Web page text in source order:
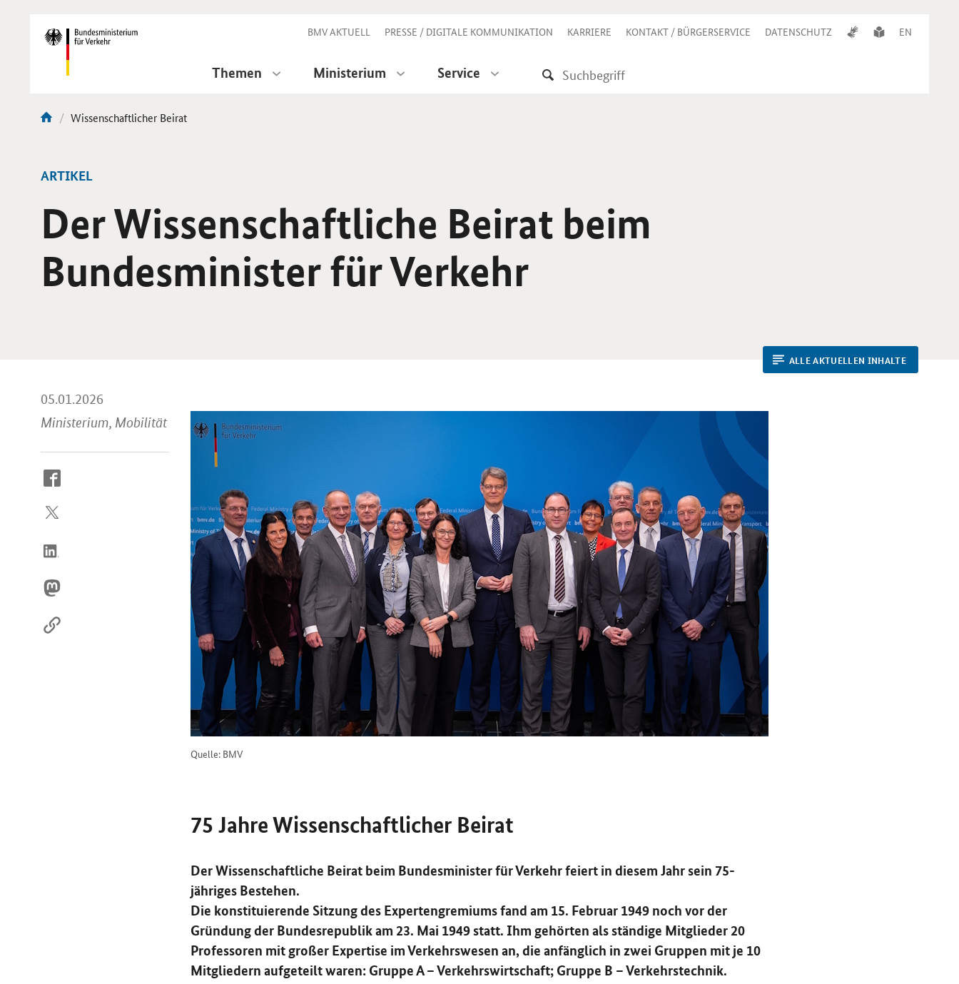
Navigation BMV AKTUELL PRESSE / DIGITALE KOMMUNIKATION KARRIERE KONTAKT / BÜRGERSERVICE DATENSCHUTZ EN
Themen Ministerium Service
Aktuelle
Wissenschaftlicher Beirat
ARTIKEL
Der Wissenschaftliche Beirat beim
Bundesminister für Verkehr
ALLE AKTUELLEN INHALTE
05.01.2026
Ministerium, Mobilität
So
Sie
Internet
Quelle: BMV
75 Jahre Wissenschaftlicher Beirat
Der Wissenschaftliche Beirat beim Bundesminister für Verkehr feiert in diesem Jahr sein 75-
jähriges Bestehen.
Die konstituierende Sitzung des Expertengremiums fand am 15. Februar 1949 noch vor der
Gründung der Bundesrepublik am 23. Mai 1949 statt. Ihm gehörten als ständige Mitglieder 20
Professoren mit großer Expertise im Verkehrswesen an, die anfänglich in zwei Gruppen mit je 10
Mitgliedern aufgeteilt waren: Gruppe A – Verkehrswirtschaft; Gruppe B – Verkehrstechnik.